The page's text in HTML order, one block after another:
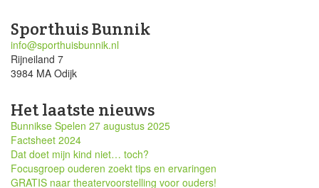
Sporthuis Bunnik
info@sporthuisbunnik.nl
Rijneiland 7
3984 MA Odijk
Het laatste nieuws
Bunnikse Spelen 27 augustus 2025
Factsheet 2024
Dat doet mijn kind niet… toch?
Focusgroep ouderen zoekt tips en ervaringen
GRATIS naar theatervoorstelling voor ouders!